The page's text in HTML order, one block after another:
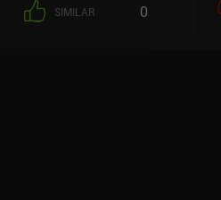
SIMILAR 0